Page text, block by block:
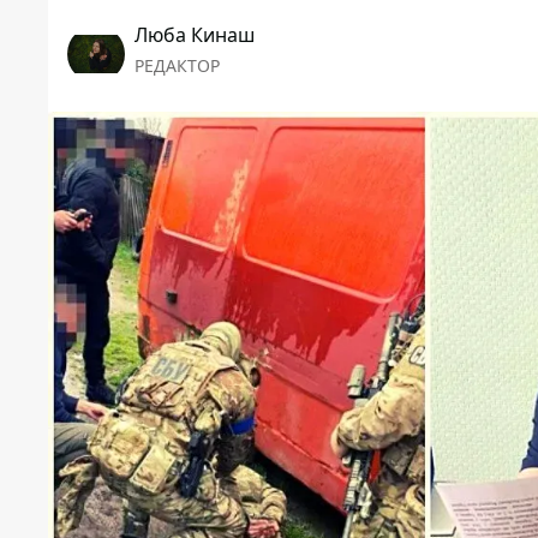
Люба Кинаш
РЕДАКТОР